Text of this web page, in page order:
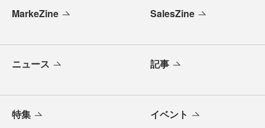
MarkeZine SalesZine
ニュース 記事
特集 イベント